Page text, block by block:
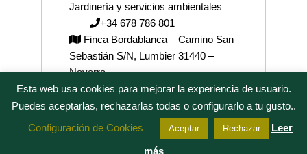
Jardinería y servicios ambientales
+34 678 786 801
Finca Bordablanca – Camino San
Sebastián S/N, Lumbier 31440 –
Navarra
josenea@josenea.bio
Esta web usa cookies para mejorar la experiencia de usuario.
Puedes aceptarlas, rechazarlas todas o configurarlo a tu gusto..
Configuración de Cookies
Aceptar Rechazar Leer
más